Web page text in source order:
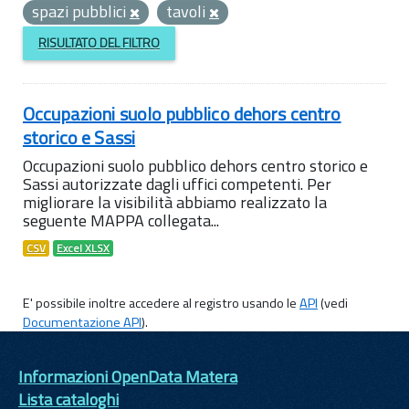
spazi pubblici
tavoli
RISULTATO DEL FILTRO
Occupazioni suolo pubblico dehors centro
storico e Sassi
Occupazioni suolo pubblico dehors centro storico e
Sassi autorizzate dagli uffici competenti. Per
migliorare la visibilità abbiamo realizzato la
seguente MAPPA collegata...
CSV Excel XLSX
E' possibile inoltre accedere al registro usando leAPI(vedi
Documentazione API).
Informazioni OpenData Matera
Lista cataloghi